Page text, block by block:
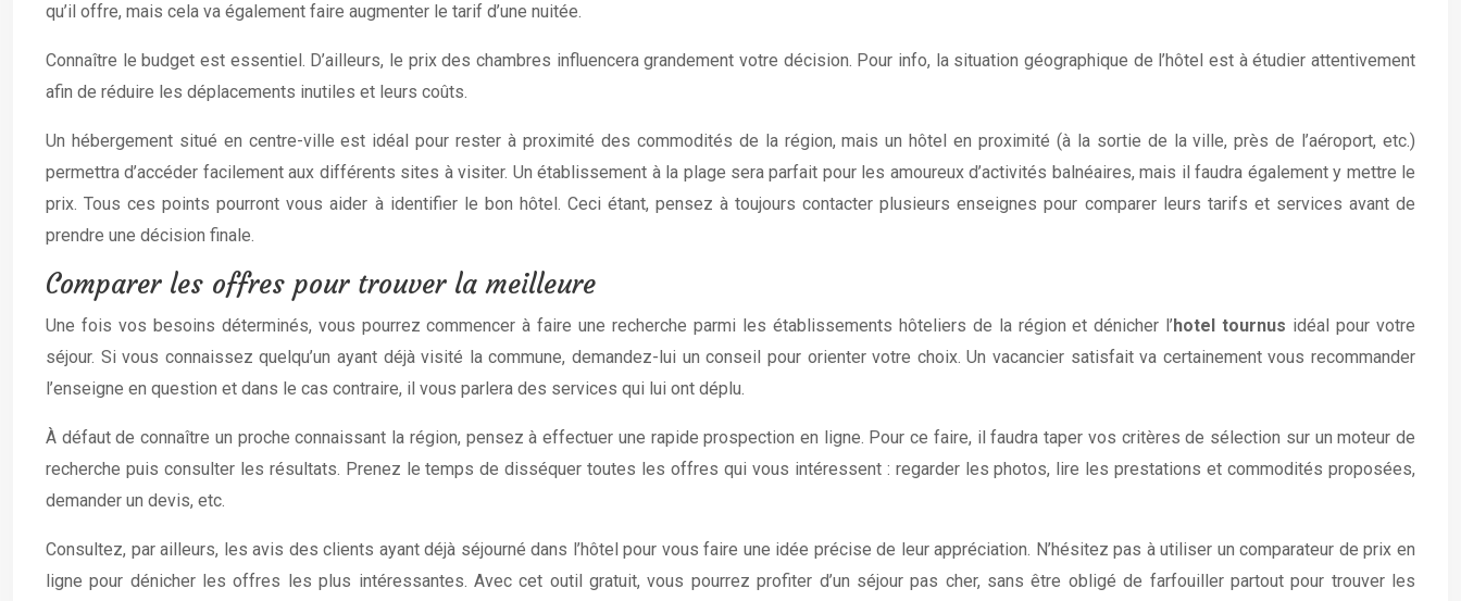
qu’il offre, mais cela va également faire augmenter le tarif d’une nuitée.
Connaître le budget est essentiel. D’ailleurs, le prix des chambres influencera grandement votre décision. Pour info, la situation géographique de l’hôtel est à étudier attentivement
afin de réduire les déplacements inutiles et leurs coûts.
Un hébergement situé en centre-ville est idéal pour rester à proximité des commodités de la région, mais un hôtel en proximité (à la sortie de la ville, près de l’aéroport, etc.)
permettra d’accéder facilement aux différents sites à visiter. Un établissement à la plage sera parfait pour les amoureux d’activités balnéaires, mais il faudra également y mettre le
prix. Tous ces points pourront vous aider à identifier le bon hôtel. Ceci étant, pensez à toujours contacter plusieurs enseignes pour comparer leurs tarifs et services avant de
prendre une décision finale.
Comparer les offres pour trouver la meilleure
Une fois vos besoins déterminés, vous pourrez commencer à faire une recherche parmi les établissements hôteliers de la région et dénicher l’hotel tournus idéal pour votre
séjour. Si vous connaissez quelqu’un ayant déjà visité la commune, demandez-lui un conseil pour orienter votre choix. Un vacancier satisfait va certainement vous recommander
l’enseigne en question et dans le cas contraire, il vous parlera des services qui lui ont déplu.
À défaut de connaître un proche connaissant la région, pensez à effectuer une rapide prospection en ligne. Pour ce faire, il faudra taper vos critères de sélection sur un moteur de
recherche puis consulter les résultats. Prenez le temps de disséquer toutes les offres qui vous intéressent : regarder les photos, lire les prestations et commodités proposées,
demander un devis, etc.
Consultez, par ailleurs, les avis des clients ayant déjà séjourné dans l’hôtel pour vous faire une idée précise de leur appréciation. N’hésitez pas à utiliser un comparateur de prix en
ligne pour dénicher les offres les plus intéressantes. Avec cet outil gratuit, vous pourrez profiter d’un séjour pas cher, sans être obligé de farfouiller partout pour trouver les